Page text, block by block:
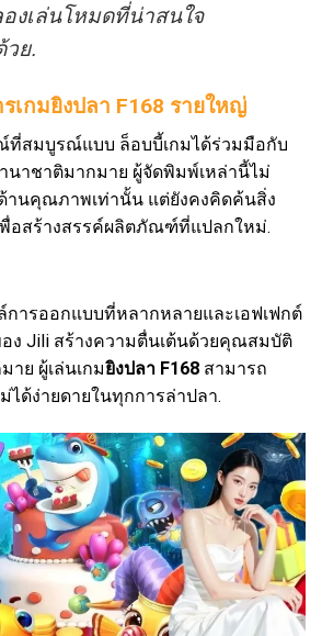
งเล่นโหมดที่น่าสนใจ
ย.
เกมยิงปลา F168 รายใหญ่
ที่สมบูรณ์แบบ ล็อบบี้เกมได้ร่วมมือกับ
นาชาติมากมาย ผู้จัดพิมพ์เหล่านี้ไม่
านคุณภาพเท่านั้น แต่ยังคงคิดค้นสิ่ง
พื่อสร้างสรรค์ผลิตภัณฑ์ที่แปลกใหม่.
การออกแบบที่หลากหลายและเอฟเฟกต์
ง Jili สร้างความตื่นเต้นด้วยคุณสมบัติ
าย ผู้เล่นเกมยิงปลา F168 สามารถ
ด้ง่ายดายในทุกการล่าปลา.